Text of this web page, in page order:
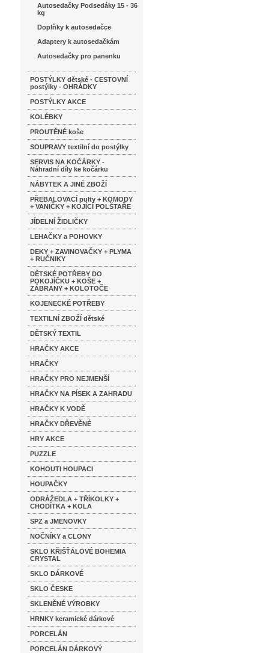
Autosedačky Podsedáky 15 - 36
kg
Doplňky k autosedačce
Adaptery k autosedačkám
Autosedačky pro panenku
POSTÝLKY dětské - CESTOVNÍ
postýlky - OHRÁDKY
POSTÝLKY AKCE
KOLÉBKY
PROUTĚNÉ koše
SOUPRAVY textilní do postýlky
SERVIS NA KOČÁRKY -
Náhradní díly ke kočárku
NÁBYTEK A JINÉ ZBOŽÍ
PŘEBALOVACÍ pulty + KOMODY
+ VANIČKY + KOJÍCÍ POLŠTAŘE
JÍDELNÍ ŽIDLIČKY
LEHAČKY a POHOVKY
DEKY + ZAVINOVAČKY + PLYMA
+ RUČNIKY
DĚTSKÉ POTŘEBY DO
POKOJÍČKU + KOŠE +
ZÁBRANY + KOLOTOČE
KOJENECKÉ POTŘEBY
TEXTILNÍ ZBOŽÍ dětské
DĚTSKÝ TEXTIL
HRAČKY AKCE
HRAČKY
HRAČKY PRO NEJMENŠÍ
HRAČKY NA PÍSEK A ZAHRADU
HRAČKY K VODĚ
HRAČKY DŘEVĚNÉ
HRY AKCE
PUZZLE
KOHOUTI HOUPACI
HOUPAČKY
ODRÁŽEDLA + TŘÍKOLKY +
CHODÍTKA + KOLA
SPZ a JMENOVKY
NOČNÍKY a CLONY
SKLO KŘIŠŤÁLOVÉ BOHEMIA
CRYSTAL
SKLO DÁRKOVÉ
SKLO ČESKE
SKLENĚNÉ VÝROBKY
HRNKY keramické dárkové
PORCELÁN
PORCELÁN DÁRKOVÝ